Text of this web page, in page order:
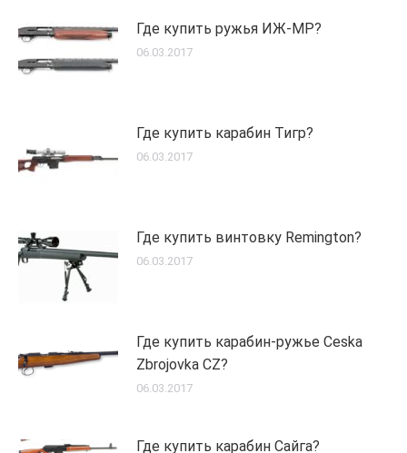
Где купить ружья ИЖ-МР?
06.03.2017
Где купить карабин Тигр?
06.03.2017
Где купить винтовку Remington?
06.03.2017
Где купить карабин-ружье Ceska
Zbrojovka CZ?
06.03.2017
Где купить карабин Сайга?